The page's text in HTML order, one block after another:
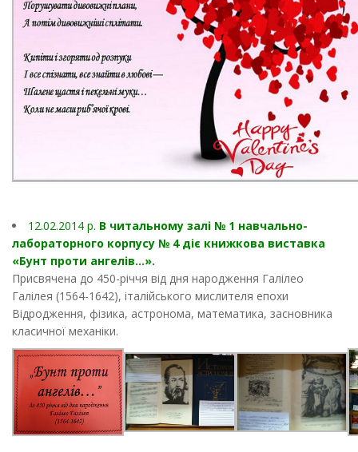
12.02.2014 p. В читальному залі № 1 навчально-
лабораторного корпусу № 4 діє книжкова виставка
«Бунт проти ангелів…».
Присвячена до 450-річчя від дня народження Галілео
Галілея (1564-1642), італійського мислителя епохи
Відродження, фізика, астронома, математика, засновника
класичної механіки.